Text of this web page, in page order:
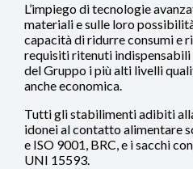
L’impiego di tecnologie
materiali e sulle loro
capacità di ridurre consumi e
requisiti ritenuti
del Gruppo i più alti livelli
anche economica.
Tutti gli stabilimenti adibiti
idonei al contatto alimentare
e ISO 9001, BRC, e i sacchi
UNI 15593.